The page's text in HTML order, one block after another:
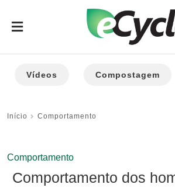
Vídeos Compostagem
Início Comportamento
Comportamento
Comportamento dos